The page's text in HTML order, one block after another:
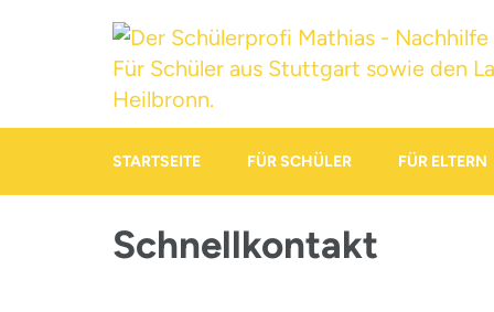
Der Schülerprofi
STARTSEITE FÜR SCHÜLER FÜR ELTERN
Schnellkontakt